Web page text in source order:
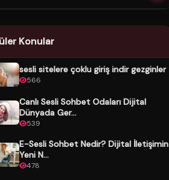
Konular
sesli sitelere çoklu giriş indir gezginler
566
Canlı Sesli Sohbet Odaları Dijital
Dünyada Ger...
539
E-Sesli Sohbet Nedir? Dijital İletişimin
Yeni N...
478